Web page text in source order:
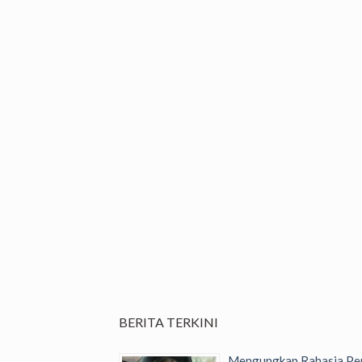
BERITA TERKINI